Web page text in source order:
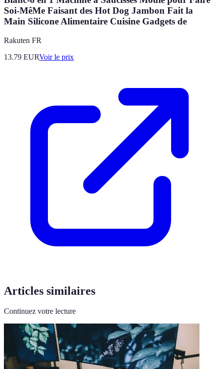
Soi-MêMe Faisant des Hot Dog Jambon Fait la
Main Silicone Alimentaire Cuisine Gadgets de
Rakuten FR
13.79 EURVoir le prix
Articles similaires
Continuez votre lecture